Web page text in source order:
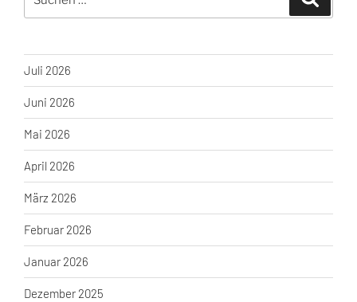
nach:
Juli 2026
Juni 2026
Mai 2026
April 2026
März 2026
Februar 2026
Januar 2026
Dezember 2025